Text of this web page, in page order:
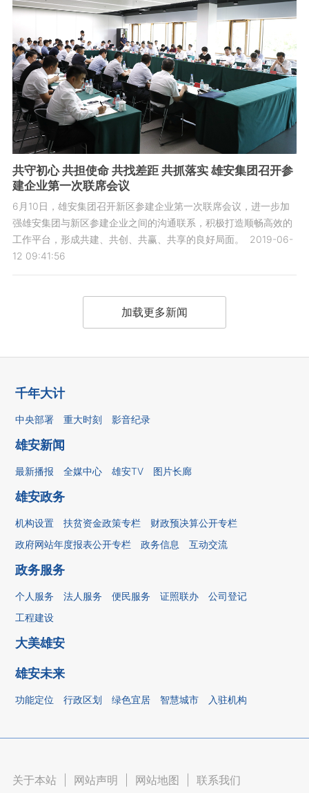
共守初心 共担使命 共找差距 共抓落实 雄安集团召开参
建企业第一次联席会议
6月10日，雄安集团召开新区参建企业第一次联席会议，进一步加
强雄安集团与新区参建企业之间的沟通联系，积极打造顺畅高效的
工作平台，形成共建、共创、共赢、共享的良好局面。
2019-06-
12 09:41:56
加载更多新闻
千年大计
中央部署 重大时刻 影音纪录
雄安新闻
最新播报 全媒中心 雄安TV 图片长廊
雄安政务
机构设置 扶贫资金政策专栏
财政预决算公开专栏
政府网站年度报表公开专栏
政务信息 互动交流
政务服务
个人服务 法人服务 便民服务 证照联办
公司登记
工程建设
大美雄安
雄安未来
功能定位 行政区划 绿色宜居 智慧城市 入驻机构
关于本站 网站声明 网站地图 联系我们